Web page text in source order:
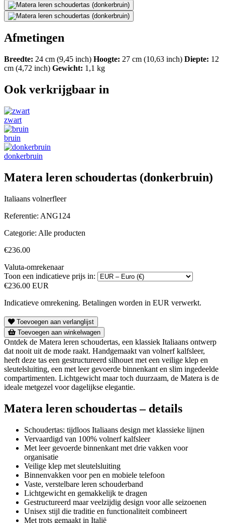
Afmetingen
Breedte: 24 cm (9,45 inch) Hoogte: 27 cm (10,63 inch) Diepte: 12
cm (4,72 inch) Gewicht: 1,1 kg
Ook verkrijgbaar in
zwart
bruin
donkerbruin
Matera leren schoudertas (donkerbruin)
Italiaans volnerfleer
Referentie: ANG124
Categorie: Alle producten
€236.00
Valuta-omrekenaar
Toon een indicatieve prijs in:
€236.00 EUR
Indicatieve omrekening. Betalingen worden in EUR verwerkt.
Toevoegen aan verlanglijst
Toevoegen aan winkelwagen
Ontdek de Matera leren schoudertas, een klassiek Italiaans ontwerp
dat nooit uit de mode raakt. Handgemaakt van volnerf kalfsleer,
heeft deze tas een gestructureerd silhouet met een veilige klep en
sleutelsluiting, een met leer gevoerde binnenkant en slim ingedeelde
compartimenten. Lichtgewicht maar toch duurzaam, de Matera is de
ideale metgezel voor dagelijkse elegantie.
Matera leren schoudertas – details
Schoudertas: tijdloos Italiaans design met klassieke lijnen
Vervaardigd van 100% volnerf kalfsleer
Met leer gevoerde binnenkant met drie vakken voor
organisatie
Veilige klep met sleutelsluiting
Binnenvakken voor pen en mobiele telefoon
Vaste, verstelbare leren schouderband
Lichtgewicht en gemakkelijk te dragen
Gestructureerd maar veelzijdig design voor alle seizoenen
Unisex stijl die traditie en functionaliteit combineert
Met trots gemaakt in Italië